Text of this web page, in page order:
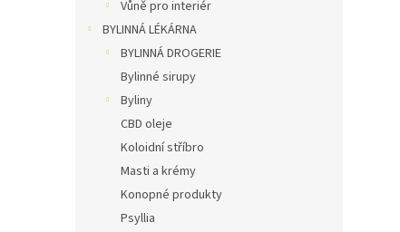
Vůně pro interiér
BYLINNÁ LÉKÁRNA
BYLINNÁ DROGERIE
Bylinné sirupy
Byliny
CBD oleje
Koloidní stříbro
Masti a krémy
Konopné produkty
Psyllia